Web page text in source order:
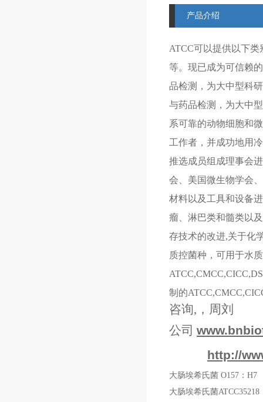
产品介绍
ATCC可以提供以下
等。现已成为可信赖
品检测，为大中型科
与药品检测，为大中
系可靠的动物细胞和
工作者，并成功地用
推选成员组成理事会
会、美国微生物学会
材料以及工具和设备
瘤、淋巴类和髓类以
存技术的改进,关于化
质控菌种，可用于水
制的
咨询,，周刘
公司
http://
大肠埃希氏菌 O157 ： H7
大肠埃希氏菌ATCC35218